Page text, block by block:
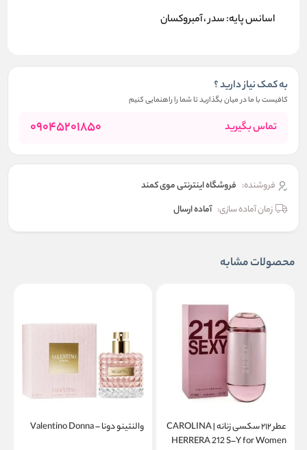
اسانس پایه: سدر ، آمبروکسان
به کمک نیاز دارید ؟
کافیست با ما در میان بگذارید تا شما را راهنمایی کنیم
تماس بگیرید 09045201850
فروشنده: فروشگاه اینترنتی موی کمند
زمان آماده سازی: آماده ارسال
محصولات مشابه
عطر ۲۱۲ سکسی زنانه | CAROLINA
HERRERA 212 S–Y for Women
والنتینو دونا – Valentino Donna